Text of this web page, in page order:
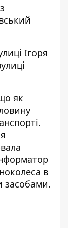
Ігоря
як
в
засобами.